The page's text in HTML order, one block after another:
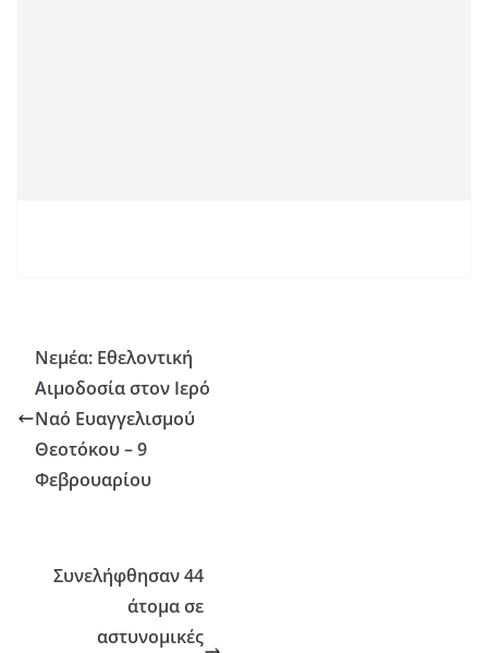
Νεμέα: Εθελοντική
Αιμοδοσία στον Ιερό
Ναό Ευαγγελισμού
Θεοτόκου – 9
Φεβρουαρίου
Συνελήφθησαν 44
άτομα σε
αστυνομικές